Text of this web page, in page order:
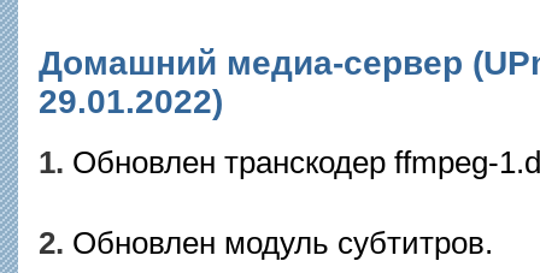
Домашний медиа-сервер
29.01.2022)
1. Обновлен транскодер ffmpeg-
2. Обновлен модуль субтитров.